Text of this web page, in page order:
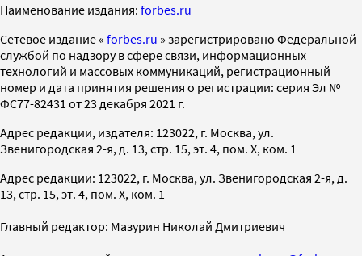
Наименование издания: forbes.ru
Cетевое издание « forbes.ru » зарегистрировано Федеральной
службой по надзору в сфере связи, информационных
технологий и массовых коммуникаций, регистрационный
номер и дата принятия решения о регистрации: серия Эл №
ФС77-82431 от 23 декабря 2021 г.
Адрес редакции, издателя: 123022, г. Москва, ул.
Звенигородская 2-я, д. 13, стр. 15, эт. 4, пом. X, ком. 1
Адрес редакции: 123022, г. Москва, ул. Звенигородская 2-я, д.
13, стр. 15, эт. 4, пом. X, ком. 1
Главный редактор: Мазурин Николай Дмитриевич